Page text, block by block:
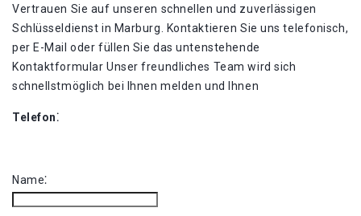
Vertrauen Sie auf unseren schnellen und zuverlässigen
Schlüsseldienst in Marburg. Kontaktieren Sie uns telefonisch,
per E-Mail oder füllen Sie das untenstehende
Kontaktformular Unser freundliches Team wird sich
schnellstmöglich bei Ihnen melden und Ihnen
Telefon⁚
Name⁚